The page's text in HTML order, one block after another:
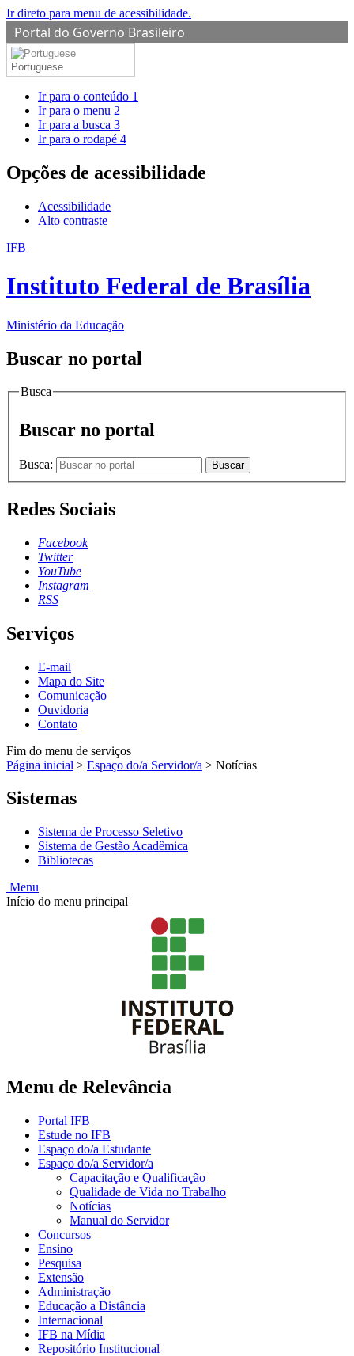
Ir direto para menu de acessibilidade.
Portal do Governo Brasileiro
Portuguese
Ir para o conteúdo 1
Ir para o menu 2
Ir para a busca 3
Ir para o rodapé 4
Opções de acessibilidade
Acessibilidade
Alto contraste
IFB
Instituto Federal de Brasília
Ministério da Educação
Buscar no portal
Busca
Buscar no portal
Busca: Buscar
Redes Sociais
Facebook
Twitter
YouTube
Instagram
RSS
Serviços
E-mail
Mapa do Site
Comunicação
Ouvidoria
Contato
Fim do menu de serviços
Página inicial > Espaço do/a Servidor/a > Notícias
Sistemas
Sistema de Processo Seletivo
Sistema de Gestão Acadêmica
Bibliotecas
Menu
Início do menu principal
Menu de Relevância
Portal IFB
Estude no IFB
Espaço do/a Estudante
Espaço do/a Servidor/a
Capacitação e Qualificação
Qualidade de Vida no Trabalho
Notícias
Manual do Servidor
Concursos
Ensino
Pesquisa
Extensão
Administração
Educação a Distância
Internacional
IFB na Mídia
Repositório Institucional